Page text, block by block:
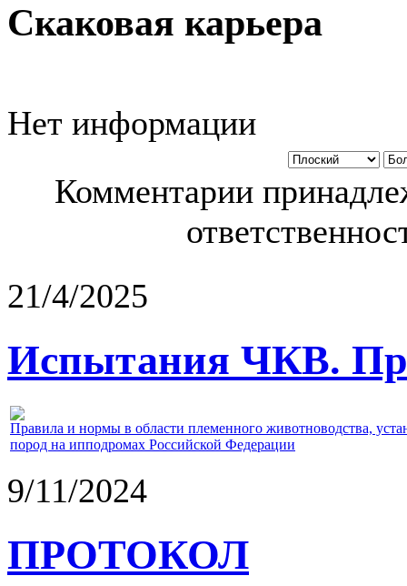
Скаковая карьера
Нет информации
Комментарии
21/4/2025
Испытания ЧКВ.
Правила и нормы в области племенного животноводства,
пород на ипподромах Российской Федерации
9/11/2024
ПРОТОКОЛ